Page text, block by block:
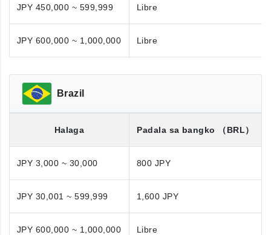
JPY 450,000 ~ 599,999 Libre
JPY 600,000 ~ 1,000,000 Libre
Brazil
Halaga Padala sa bangko （BRL）
JPY 3,000 ~ 30,000
800 JPY
JPY 30,001 ~ 599,999
1,600 JPY
JPY 600,000 ~ 1,000,000 Libre